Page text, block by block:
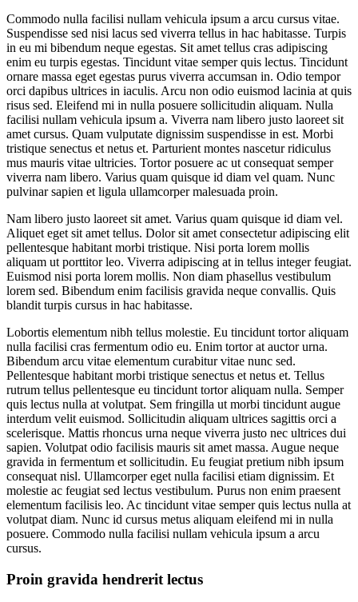
Commodo nulla facilisi nullam vehicula ipsum a arcu cursus vitae.
Suspendisse sed nisi lacus sed viverra tellus in hac habitasse. Turpis
in eu mi bibendum neque egestas. Sit amet tellus cras adipiscing
enim eu turpis egestas. Tincidunt vitae semper quis lectus. Tincidunt
ornare massa eget egestas purus viverra accumsan in. Odio tempor
orci dapibus ultrices in iaculis. Arcu non odio euismod lacinia at quis
risus sed. Eleifend mi in nulla posuere sollicitudin aliquam. Nulla
facilisi nullam vehicula ipsum a. Viverra nam libero justo laoreet sit
amet cursus. Quam vulputate dignissim suspendisse in est. Morbi
tristique senectus et netus et. Parturient montes nascetur ridiculus
mus mauris vitae ultricies. Tortor posuere ac ut consequat semper
viverra nam libero. Varius quam quisque id diam vel quam. Nunc
pulvinar sapien et ligula ullamcorper malesuada proin.
Nam libero justo laoreet sit amet. Varius quam quisque id diam vel.
Aliquet eget sit amet tellus. Dolor sit amet consectetur adipiscing elit
pellentesque habitant morbi tristique. Nisi porta lorem mollis
aliquam ut porttitor leo. Viverra adipiscing at in tellus integer feugiat.
Euismod nisi porta lorem mollis. Non diam phasellus vestibulum
lorem sed. Bibendum enim facilisis gravida neque convallis. Quis
blandit turpis cursus in hac habitasse.
Lobortis elementum nibh tellus molestie. Eu tincidunt tortor aliquam
nulla facilisi cras fermentum odio eu. Enim tortor at auctor urna.
Bibendum arcu vitae elementum curabitur vitae nunc sed.
Pellentesque habitant morbi tristique senectus et netus et. Tellus
rutrum tellus pellentesque eu tincidunt tortor aliquam nulla. Semper
quis lectus nulla at volutpat. Sem fringilla ut morbi tincidunt augue
interdum velit euismod. Sollicitudin aliquam ultrices sagittis orci a
scelerisque. Mattis rhoncus urna neque viverra justo nec ultrices dui
sapien. Volutpat odio facilisis mauris sit amet massa. Augue neque
gravida in fermentum et sollicitudin. Eu feugiat pretium nibh ipsum
consequat nisl. Ullamcorper eget nulla facilisi etiam dignissim. Et
molestie ac feugiat sed lectus vestibulum. Purus non enim praesent
elementum facilisis leo. Ac tincidunt vitae semper quis lectus nulla at
volutpat diam. Nunc id cursus metus aliquam eleifend mi in nulla
posuere. Commodo nulla facilisi nullam vehicula ipsum a arcu
cursus.
Proin gravida hendrerit lectus